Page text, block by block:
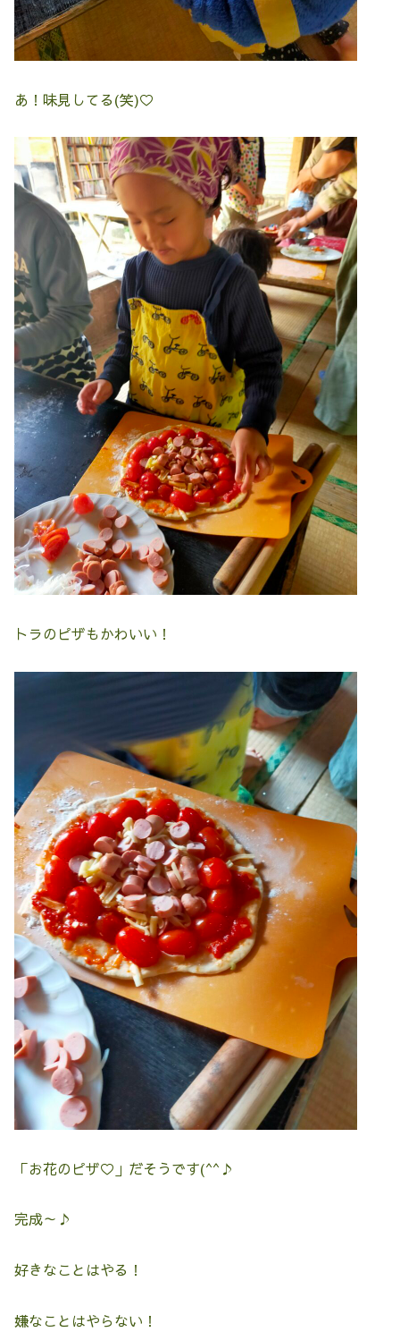
あ！味見してる(笑)♡
トラのピザもかわいい！
「お花のピザ♡」だそうです(^^♪
完成～♪
好きなことはやる！
嫌なことはやらない！